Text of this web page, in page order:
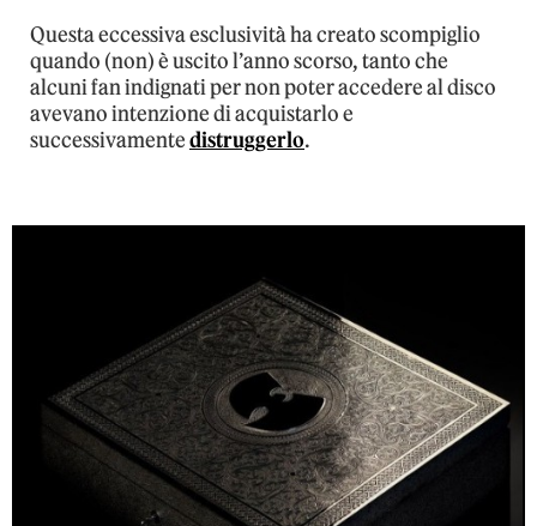
Questa eccessiva esclusività ha creato scompiglio
quando (non) è uscito l’anno scorso, tanto che
alcuni fan indignati per non poter accedere al disco
avevano intenzione di acquistarlo e
successivamentedistruggerlo.